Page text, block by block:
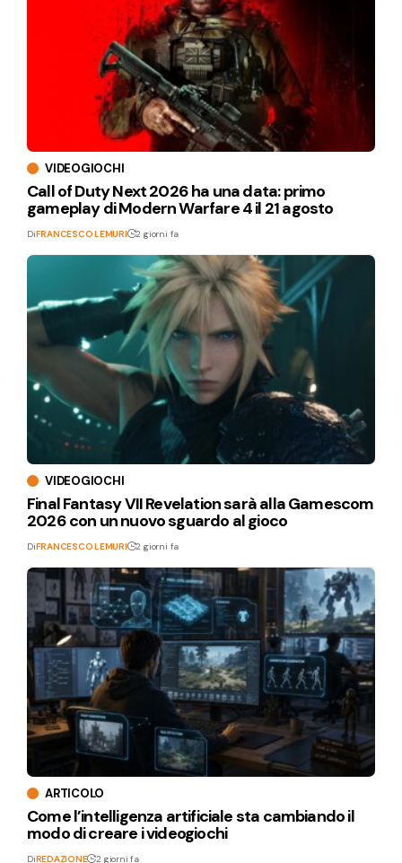
VIDEOGIOCHI
Call of Duty Next 2026 ha una data: primo
gameplay di Modern Warfare 4 il 21 agosto
DiFRANCESCO LEMURI 2 giorni fa
VIDEOGIOCHI
Final Fantasy VII Revelation sarà alla Gamescom
2026 con un nuovo sguardo al gioco
DiFRANCESCO LEMURI 2 giorni fa
ARTICOLO
Come l’intelligenza artificiale sta cambiando il
modo di creare i videogiochi
DiREDAZIONE 2 giorni fa